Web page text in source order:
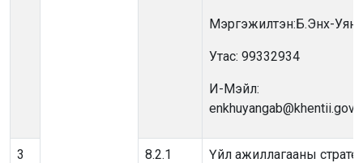
Мэргэжилтэн:Б.Энх-
Утас: 99332934
И-Мэйл:
3 8.2.1
Үйл ажиллагааны